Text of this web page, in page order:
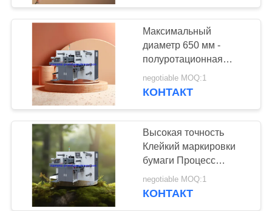
Переноса воды
передачи тепла
этикеты машинное
оборудование
бумажного
отростчатое
Другие обозначают
отростчатую
машину
5
Максимальный
диаметр 650 мм -
полуротационная
этикетка и режущая
машина для резки
negotiable MOQ:1
КОНТАКТ
Высокая точность
Клейкий маркировки
бумаги Процесс
машины резки нарезки
длина 200 мм - 450 мм
negotiable MOQ:1
КОНТАКТ